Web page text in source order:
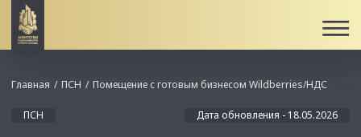
Главная ПСН Помещение с готовым бизнесом Wildberries/НДС
ПСН Дата обновления - 18.05.2026